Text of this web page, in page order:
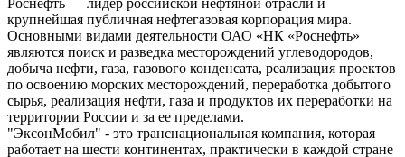
Роснефть — лидер российской нефтяной отрасли и
крупнейшая публичная нефтегазовая корпорация мира.
Основными видами деятельности ОАО «НК «Роснефть»
являются поиск и разведка месторождений углеводородов,
добыча нефти, газа, газового конденсата, реализация проектов
по освоению морских месторождений, переработка добытого
сырья, реализация нефти, газа и продуктов их переработки на
территории России и за ее пределами.
"ЭксонМобил" - это транснациональная компания, которая
работает на шести континентах, практически в каждой стране